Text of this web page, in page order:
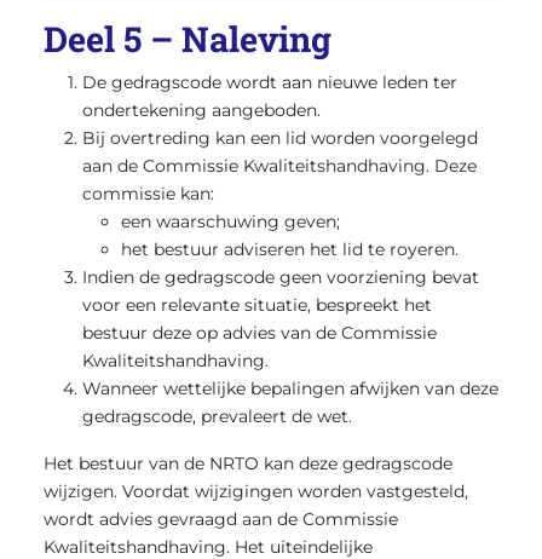
Deel 5 – Naleving
De gedragscode wordt aan nieuwe leden ter
ondertekening aangeboden.
Bij overtreding kan een lid worden voorgelegd
aan de Commissie Kwaliteitshandhaving. Deze
commissie kan:
een waarschuwing geven;
het bestuur adviseren het lid te royeren.
Indien de gedragscode geen voorziening bevat
voor een relevante situatie, bespreekt het
bestuur deze op advies van de Commissie
Kwaliteitshandhaving.
Wanneer wettelijke bepalingen afwijken van deze
gedragscode, prevaleert de wet.
Het bestuur van de NRTO kan deze gedragscode
wijzigen. Voordat wijzigingen worden vastgesteld,
wordt advies gevraagd aan de Commissie
Kwaliteitshandhaving. Het uiteindelijke